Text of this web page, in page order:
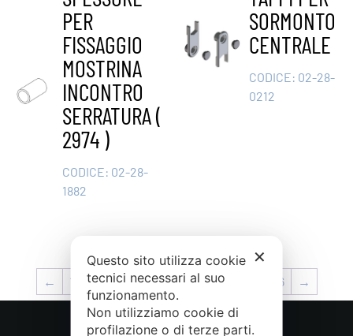
PER
FISSAGGIO
MOSTRINA
INCONTRO
SERRATURA (
2974 )
CODICE: 02-28-
1882
SORMONTO
CENTRALE
CODICE: 02-28-
0212
← 1 2 3 … 11 12 13 14 16 →
✕
Questo sito utilizza cookie
tecnici necessari al suo
funzionamento.
Non utilizziamo cookie di
profilazione o di terze parti.